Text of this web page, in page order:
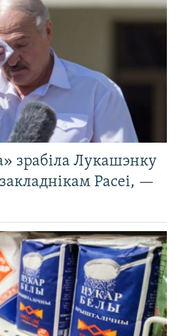
зрабіла Лукашэнку
Расеі, —